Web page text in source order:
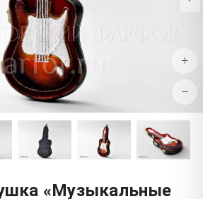
+
−
«Музыкальные